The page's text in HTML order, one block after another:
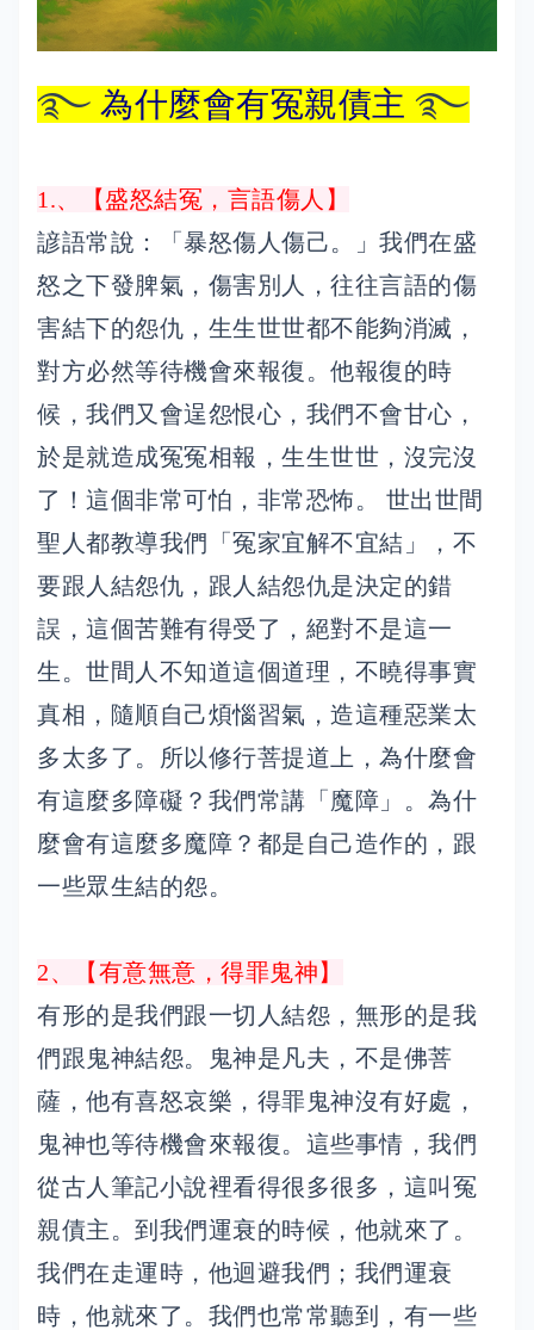
࿐ 為什麼會有冤親債主 ࿐
1.、【盛怒結冤，言語傷人】
諺語常說：「暴怒傷人傷己。」我們在盛
怒之下發脾氣，傷害別人，往往言語的傷
害結下的怨仇，生生世世都不能夠消滅，
對方必然等待機會來報復。他報復的時
候，我們又會逞怨恨心，我們不會甘心，
於是就造成冤冤相報，生生世世，沒完沒
了！這個非常可怕，非常恐怖。 世出世間
聖人都教導我們「冤家宜解不宜結」，不
要跟人結怨仇，跟人結怨仇是決定的錯
誤，這個苦難有得受了，絕對不是這一
生。世間人不知道這個道理，不曉得事實
真相，隨順自己煩惱習氣，造這種惡業太
多太多了。所以修行菩提道上，為什麼會
有這麼多障礙？我們常講「魔障」。為什
麼會有這麼多魔障？都是自己造作的，跟
一些眾生結的怨。
2、【有意無意，得罪鬼神】
有形的是我們跟一切人結怨，無形的是我
們跟鬼神結怨。鬼神是凡夫，不是佛菩
薩，他有喜怒哀樂，得罪鬼神沒有好處，
鬼神也等待機會來報復。這些事情，我們
從古人筆記小說裡看得很多很多，這叫冤
親債主。到我們運衰的時候，他就來了。
我們在走運時，他迴避我們；我們運衰
時，他就來了。我們也常常聽到，有一些